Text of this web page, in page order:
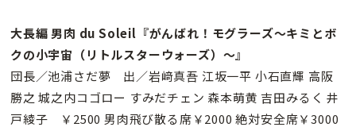
大長編 男肉 du Soleil『がんばれ！モグラーズ〜キミとボ
クの小宇宙（リトルスターウォーズ）〜』
団長／池浦さだ夢 出／岩﨑真吾 江坂一平 小石直輝 高阪
勝之 城之内コゴロー すみだチェン 森本萌黄 吉田みるく 井
戸綾子 ￥2500 男肉飛び散る席￥2000 絶対安全席￥3000